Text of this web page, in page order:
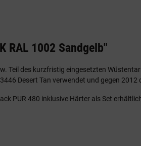
RAL 1002 Sandgelb"
Teil des kurzfristig eingesetzten
Desert Tan verwendet und gegen
PUR 480 inklusive Härter als Set